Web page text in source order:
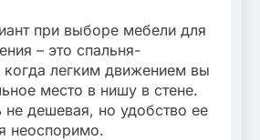
при выборе мебели для
– это спальня-
легким движением вы
место в нишу в стене.
не дешевая, но удобство ее
неоспоримо.